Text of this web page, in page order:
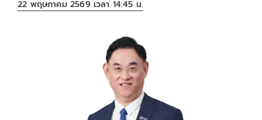
22 พฤษภาคม 2569 เวลา 14:45 น.